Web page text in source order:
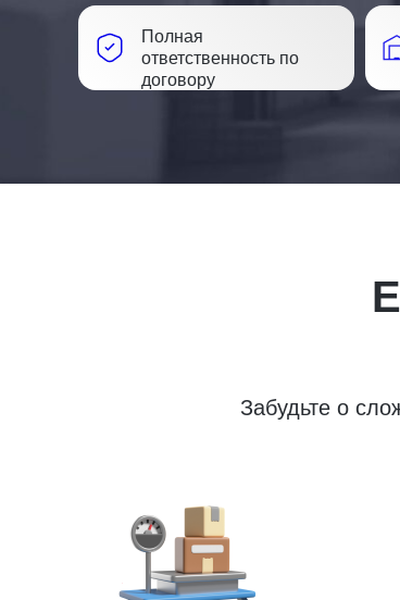
Полная
ответственность по
договору
Забудьте о